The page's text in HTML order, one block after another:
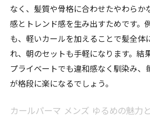
なく、髪質や骨格に合わせたやわらか
感とトレンド感を生み出すためです。
も、軽いカールを加えることで髪全体
れ、朝のセットも手軽になります。結
プライベートでも違和感なく馴染み、
が格段に楽になるでしょう。
カールパーマ メンズ ゆるめの魅力